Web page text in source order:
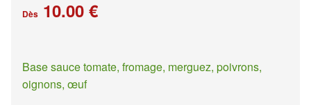
Dès 10.00 €
Base sauce tomate, fromage, merguez, poivrons,
oignons, œuf